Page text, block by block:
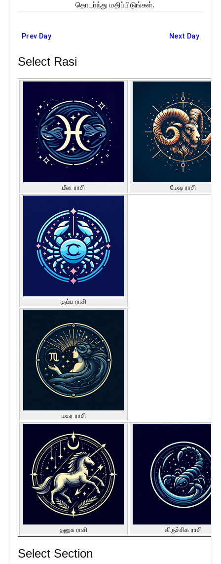
தொடர்ந்து மதிப்பிடுங்கள்.
Prev Day Next Day
Select Rasi
மீன ராசி மேஷ ராசி
கும்ப ராசி
மகர ராசி
தனுசு ராசி விருச்சிக ராசி
Select Section